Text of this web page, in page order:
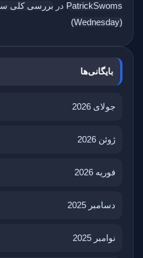
PatrickSwoms در بررسی کلی
(Wednesday)
بایگانی‌ها
جولای 2026
ژوئن 2026
فوریه 2026
دسامبر 2025
نوامبر 2025